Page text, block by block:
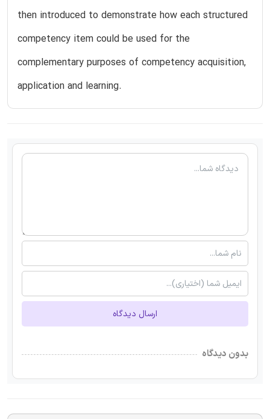
then introduced to demonstrate how each structured
competency item could be used for the
complementary purposes of competency acquisition,
application and learning.
ارسال دیدگاه
بدون دیدگاه